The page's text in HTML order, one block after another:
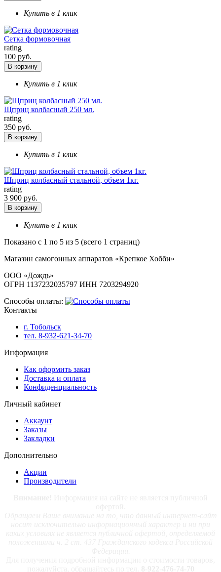
Купить в 1 клик
Сетка формовочная
rating
100 руб.
В корзину
Купить в 1 клик
Щприц колбасный 250 мл.
rating
350 руб.
В корзину
Купить в 1 клик
Шприц колбасный стальной, объем 1кг.
rating
3 900 руб.
В корзину
Купить в 1 клик
Показано с 1 по 5 из 5 (всего 1 страниц)
Магазин самогонных аппаратов «Крепкое Хобби»
ООО «Дождь»
ОГРН 1137232035797 ИНН 7203294920
Способы оплаты:
Контакты
г. Тобольск
тел. 8-932-621-34-70
Информация
Как оформить заказ
Доставка и оплата
Конфиденциальность
Личный кабинет
Аккаунт
Заказы
Закладки
Дополнительно
Акции
Производители